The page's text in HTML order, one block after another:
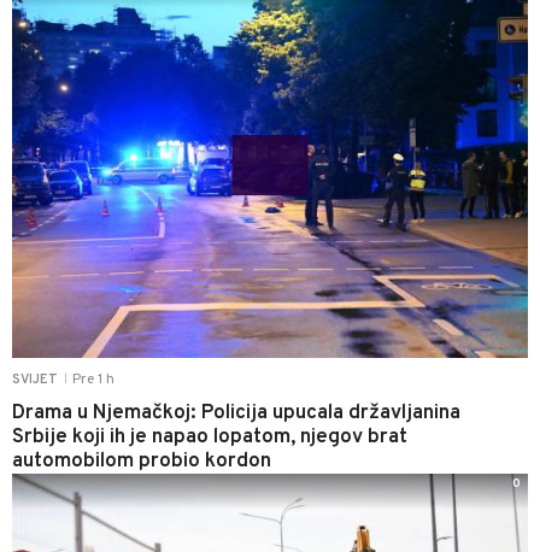
SVIJET Pre 1 h
Drama u Njemačkoj: Policija upucala državljanina
Srbije koji ih je napao lopatom, njegov brat
automobilom probio kordon
0